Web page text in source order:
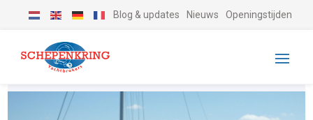
Blog & updates Nieuws Openingstijden